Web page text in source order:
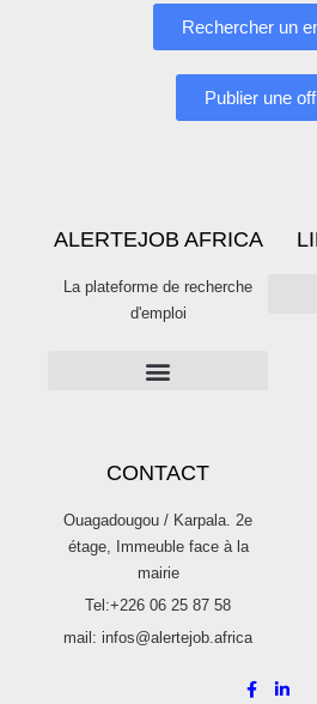
Rechercher un
Publier une
ALERTEJOB AFRICA
La plateforme de recherche
d'emploi
CONTACT
Ouagadougou / Karpala. 2e
étage, Immeuble face à la
mairie
Tel:+226 06 25 87 58
mail: infos@alertejob.africa